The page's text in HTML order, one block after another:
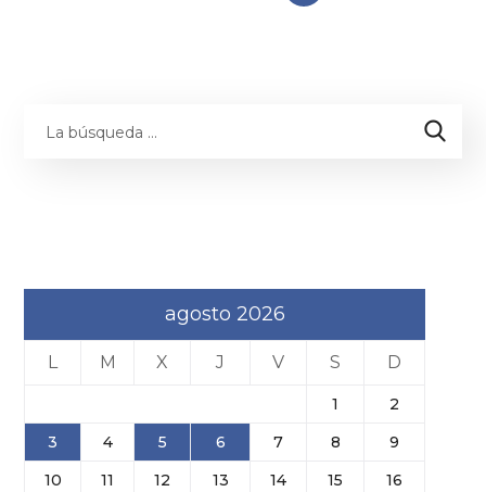
agosto 2026
L M X J V S D
1
2
3
4 5 6 7 8
9
10
11 12 13 14 15
16